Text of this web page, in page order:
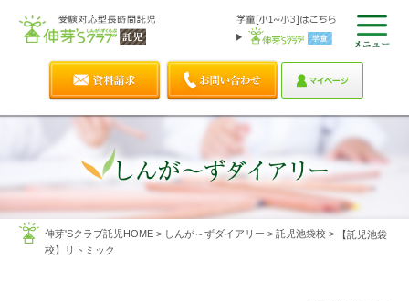
伸芽'Sクラブ託児HOME> しんが～ずダイアリー > 託児池袋校>
【託児池袋
校】リトミック